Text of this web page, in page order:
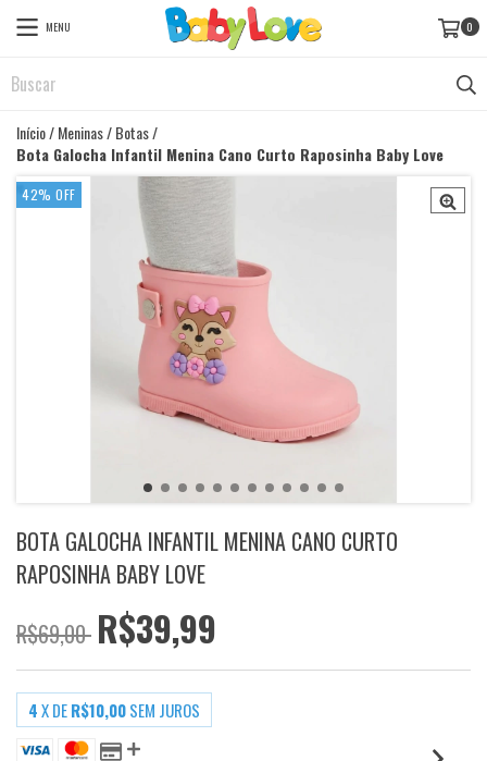
MENU 0
Início/Meninas/Botas/
Bota Galocha Infantil Menina Cano Curto Raposinha Baby Love
42% OFF
BOTA GALOCHA INFANTIL MENINA CANO CURTO
RAPOSINHA BABY LOVE
R$69,00 R$39,99
4X DER$10,00SEM JUROS